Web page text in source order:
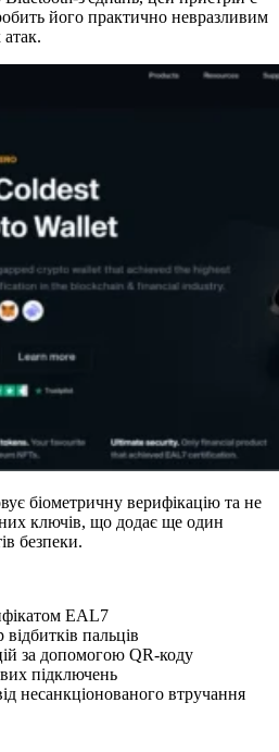
його практично невразливим
біометричну верифікацію та не
ключів, що додає ще один
безпеки.
EAL7
пальців
за допомогою QR-коду
підключень
несанкціонованого втручання